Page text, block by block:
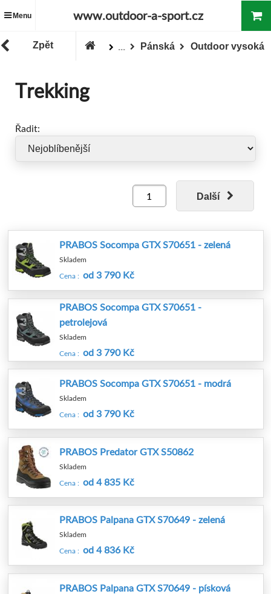
Menu www.outdoor-a-sport.cz
Zpět ... Outdoor vysoká
Pánská
Trekking
Řadit:
Další
PRABOS Socompa GTX S70651 - zelená
Skladem
Cena : od 3 790 Kč
PRABOS Socompa GTX S70651 -
petrolejová
Skladem
Cena : od 3 790 Kč
PRABOS Socompa GTX S70651 - modrá
Skladem
Cena : od 3 790 Kč
PRABOS Predator GTX S50862
Skladem
Cena : od 4 835 Kč
PRABOS Palpana GTX S70649 - zelená
Skladem
Cena : od 4 836 Kč
PRABOS Palpana GTX S70649 - písková